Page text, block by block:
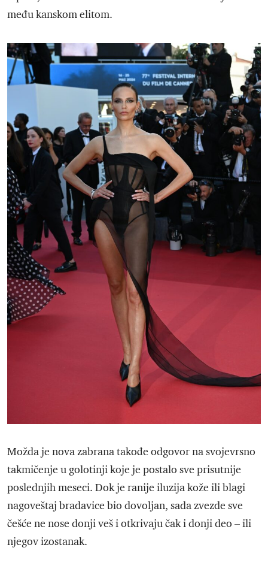
među kanskom elitom.
Možda je nova zabrana takođe odgovor na svojevrsno
takmičenje u golotinji koje je postalo sve prisutnije
poslednjih meseci. Dok je ranije iluzija kože ili blagi
nagoveštaj bradavice bio dovoljan, sada zvezde sve
češće ne nose donji veš i otkrivaju čak i donji deo – ili
njegov izostanak.